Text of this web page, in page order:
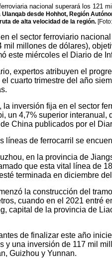
nacional superará los 121
desde Hohhot, Región
de alta velocidad de la región.
el sector ferroviario
mil millones de dólares),
este miércoles el Diario de
expertos atribuyen el
cuarto trimestre del año
la inversión fija en el sector
un 4,7% superior interanual,
China publicados por el
líneas de ferrocarril se
en la provincia de
que esta vital línea de
terminada en diciembre
la construcción del
cuando en el 2021 entré
capital de la provincia de
de finalizar este año
y una inversión de 117 mil
Guizhou y Yunnan.